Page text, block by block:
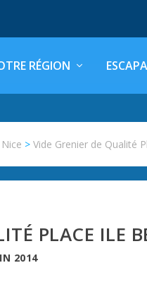
RÉGION
Nice >Vide Grenier de Qualité
PLACE ILE
2014